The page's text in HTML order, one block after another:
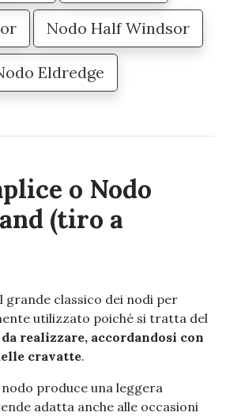
Nodo Half Windsor
Eldredge
o Nodo
(tiro a
grande classico dei nodi per
utilizzato poiché si tratta del
realizzare, accordandosi con
cravatte.
produce una leggera
adatta anche alle occasioni